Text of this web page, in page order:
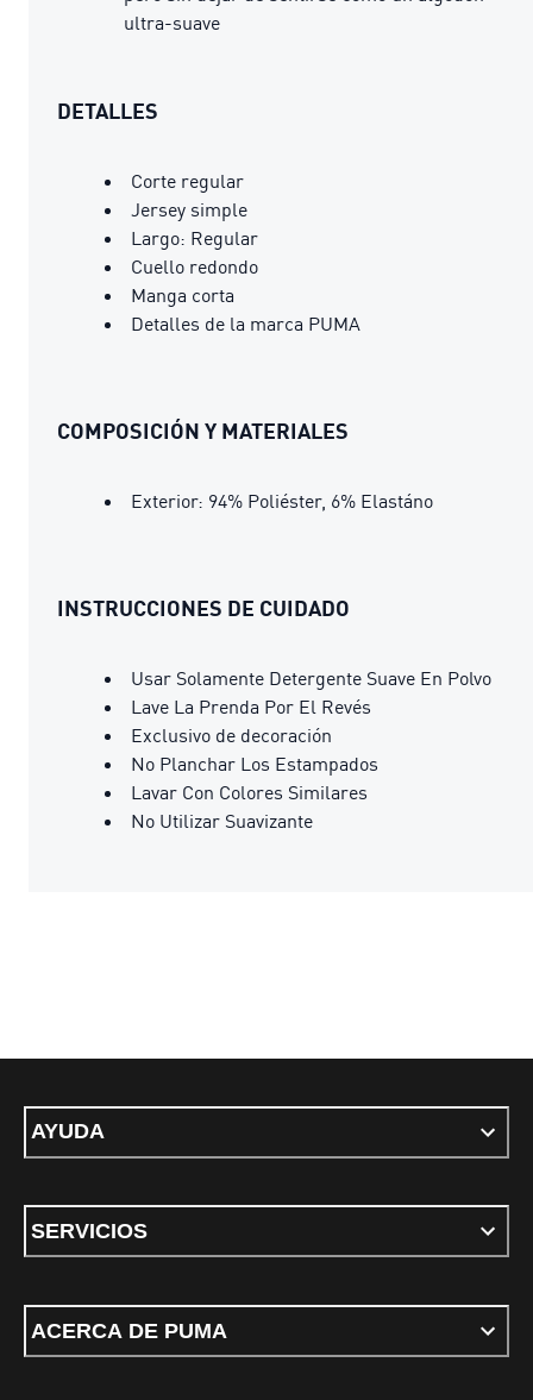
ultra-suave
DETALLES
Corte regular
Jersey simple
Largo: Regular
Cuello redondo
Manga corta
Detalles de la marca PUMA
COMPOSICIÓN Y MATERIALES
Exterior: 94% Poliéster, 6% Elastáno
INSTRUCCIONES DE CUIDADO
Usar Solamente Detergente Suave En Polvo
Lave La Prenda Por El Revés
Exclusivo de decoración
No Planchar Los Estampados
Lavar Con Colores Similares
No Utilizar Suavizante
AYUDA
SERVICIOS
ACERCA DE PUMA